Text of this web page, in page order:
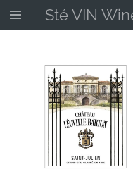
Ga
direct
hoofdinhoud
Sté VIN